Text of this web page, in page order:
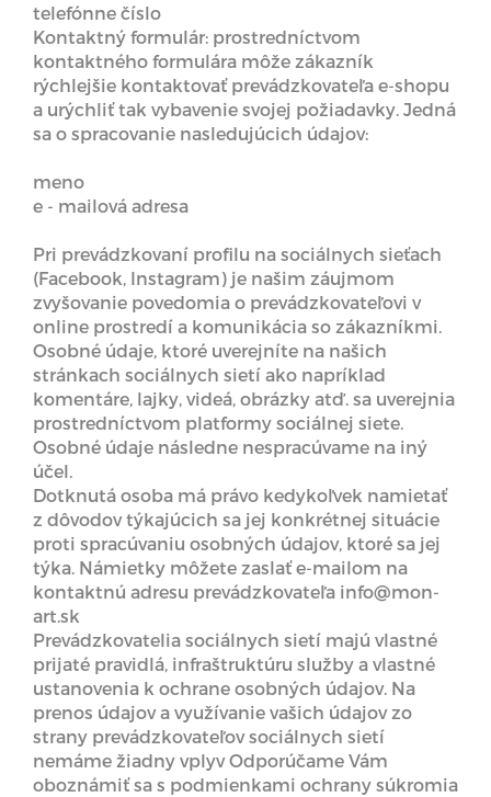
telefónne číslo
Kontaktný formulár: prostredníctvom
kontaktného formulára môže zákazník
rýchlejšie kontaktovať prevádzkovateľa e-shopu
a urýchliť tak vybavenie svojej požiadavky. Jedná
sa o spracovanie nasledujúcich údajov:
meno
e - mailová adresa
Pri prevádzkovaní profilu na sociálnych sieťach
(Facebook, Instagram) je našim záujmom
zvyšovanie povedomia o prevádzkovateľovi v
online prostredí a komunikácia so zákazníkmi.
Osobné údaje, ktoré uverejníte na našich
stránkach sociálnych sietí ako napríklad
komentáre, lajky, videá, obrázky atď. sa uverejnia
prostredníctvom platformy sociálnej siete.
Osobné údaje následne nespracúvame na iný
účel.
Dotknutá osoba má právo kedykoľvek namietať
z dôvodov týkajúcich sa jej konkrétnej situácie
proti spracúvaniu osobných údajov, ktoré sa jej
týka. Námietky môžete zaslať e-mailom na
kontaktnú adresu prevádzkovateľa info@mon-
art.sk
Prevádzkovatelia sociálnych sietí majú vlastné
prijaté pravidlá, infraštruktúru služby a vlastné
ustanovenia k ochrane osobných údajov. Na
prenos údajov a využívanie vašich údajov zo
strany prevádzkovateľov sociálnych sietí
nemáme žiadny vplyv Odporúčame Vám
oboznámiť sa s podmienkami ochrany súkromia